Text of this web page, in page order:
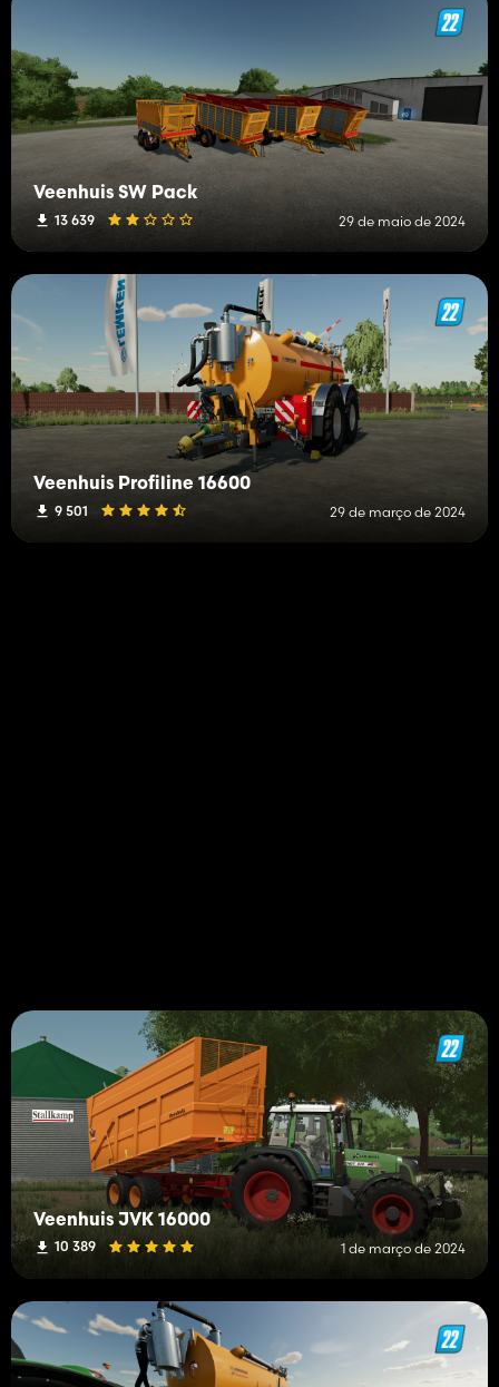
Veenhuis SW Pack
13 639 29 de maio de 2024
Veenhuis Profiline 16600
9 501 29 de março de 2024
Veenhuis JVK 16000
10 389 1 de março de 2024